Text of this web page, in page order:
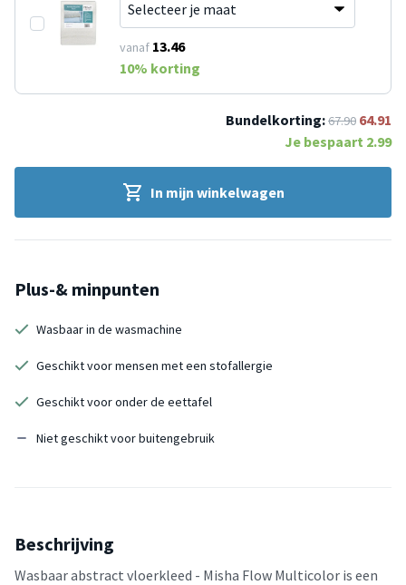
vanaf 13.46
10% korting
Bundelkorting:67.90 64.91
Je bespaart 2.99
In mijn winkelwagen
Plus-& minpunten
Wasbaar in de wasmachine
Geschikt voor mensen met een stofallergie
Geschikt voor onder de eettafel
Niet geschikt voor buitengebruik
Beschrijving
Wasbaar abstract vloerkleed - Misha Flow Multicolor is een